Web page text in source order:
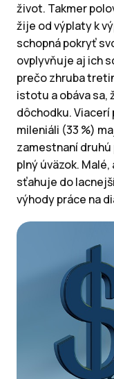
život. Takmer
žije od výplaty k
schopná pokryť
ovplyvňuje aj ich
prečo zhruba
istotu a obáva sa,
dôchodku. Viacerí
mileniáli (33 %)
zamestnaní
plný úväzok.
sťahuje do
výhody práce na